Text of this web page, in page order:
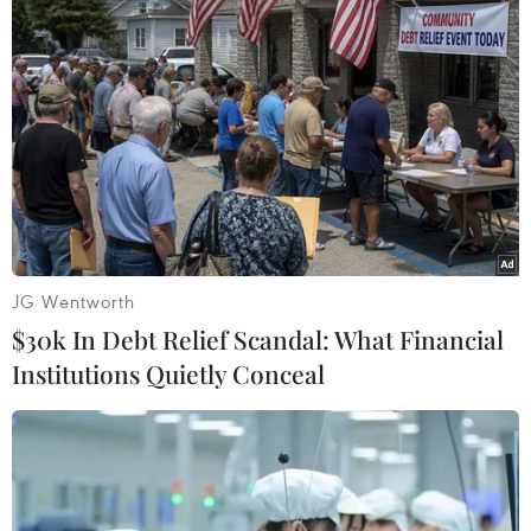
an toàn từ doanh nghiệp, sự nghiệp vẫn ổn định
khi có các yếu tố rủi ro bất ngờ xảy ra" và "kỳ
vọng văn hóa doanh nghiệp thay đổi, với môi
trường cởi mở và thẳng thắn chia sẻ thông tin."
Có thể thấy, ngoài tăng lương, sự an toàn và ổn
định nghề nghiệp cũng là một trong những kỳ
vọng, mong muốn của người lao động dành cho
các doanh nghiệp trong năm 2023.
Theo dự báo của các chuyên gia Navigos Group,
thị trường thế giới năm 2023 còn tiềm ẩn những
nhân tố bất lợi nhưng sẽ có khả năng có thể sẽ
phục hồi trở lại từ giữa năm 2023. Điều đó cũng
đồng nghĩa với việc mở ra những triển vọng cho
Việt Nam trong năm tới.
JG Wentworth
$30k In Debt Relief Scandal: What Financial
Institutions Quietly Conceal